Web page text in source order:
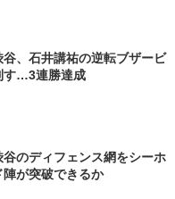
、石井講祐の逆転ブザービ
す…3連勝達成
のディフェンス網をシーホ
が突破できるか